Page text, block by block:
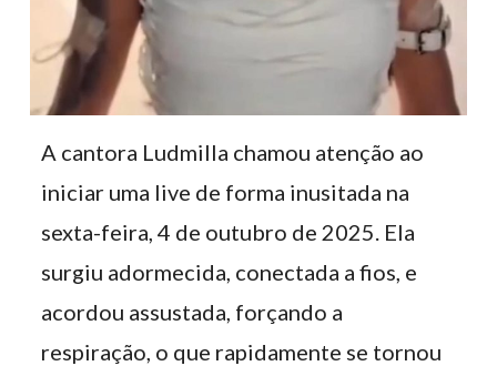
A cantora Ludmilla chamou atenção ao
iniciar uma live de forma inusitada na
sexta-feira, 4 de outubro de 2025. Ela
surgiu adormecida, conectada a fios, e
acordou assustada, forçando a
respiração, o que rapidamente se tornou